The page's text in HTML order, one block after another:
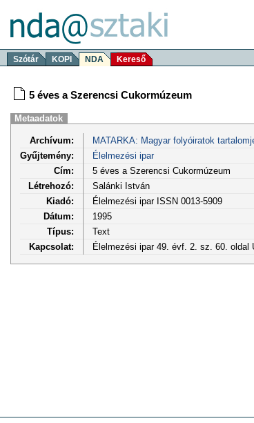
Szótár KOPI NDA Kereső
5 éves a Szerencsi Cukormúzeum
Metaadatok
Archívum:
MATARKA: Magyar folyóiratok
Gyűjtemény:
Élelmezési ipar
Cím:
5 éves a Szerencsi Cukormúzeum
Létrehozó:
Salánki István
Kiadó:
Élelmezési ipar ISSN 0013-5909
Dátum:
1995
Típus:
Text
Kapcsolat:
Élelmezési ipar 49. évf. 2. sz. 60. oldal